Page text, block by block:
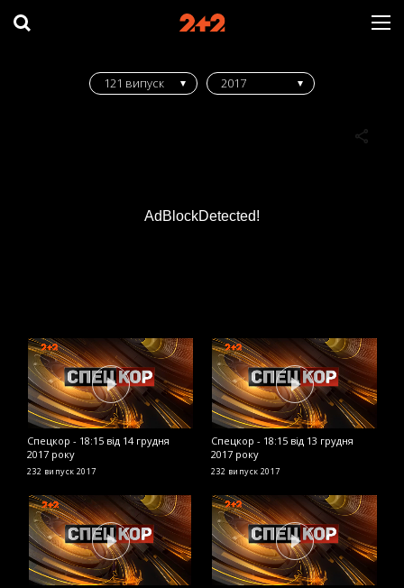
AdBlockDetected!
121 випуск 2017
Спецкор - 18:15 від 14 грудня
2017 року
232 випуск 2017
Спецкор - 18:15 від 13 грудня
2017 року
232 випуск 2017